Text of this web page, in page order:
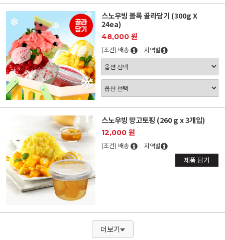
스노우빙 블록 골라담기 (300g X
24ea)
48,000 원
(조건) 배송 지역별
스노우빙 망고토핑 (260 g x 3개입)
12,000 원
(조건) 배송 지역별
제품 담기
더보기